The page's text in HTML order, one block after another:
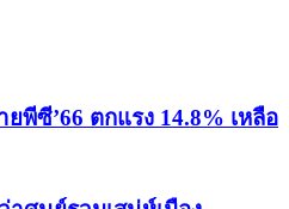
พีซี’66 ตกแรง 14.8% เหลือ